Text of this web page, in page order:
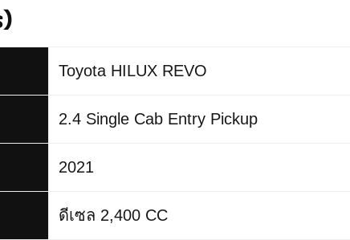
Toyota HILUX REVO
2.4 Single Cab Entry Pickup
2021
ดีเซล 2,400 CC